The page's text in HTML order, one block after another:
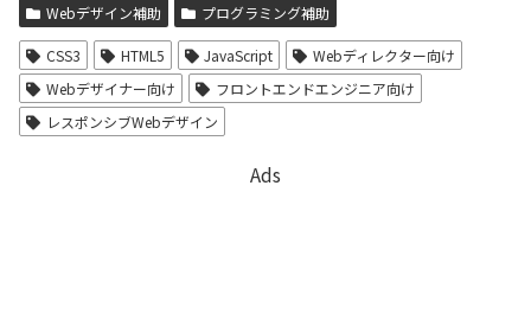
Webデザイン補助 プログラミング補助
CSS3 HTML5 JavaScript
Webディレクター向け
Webデザイナー向け
フロントエンドエンジニア向け
レスポンシブWebデザイン
Ads